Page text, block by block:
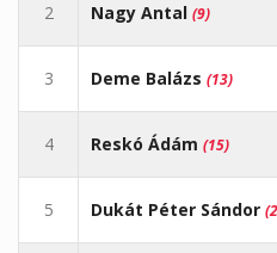
2 Nagy Antal (9)
3 Deme Balázs (13)
4 Reskó Ádám (15)
5 Dukát Péter Sándor